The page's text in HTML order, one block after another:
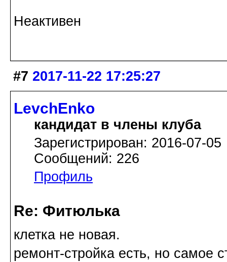
Неактивен
#7 2017-11-22 17:25:27
LevchEnko
кандидат в члены клуба
Зарегистрирован: 2016-07-05
Сообщений: 226
Профиль
Re: Фитюлька
клетка не новая.
ремонт-стройка есть, но самое